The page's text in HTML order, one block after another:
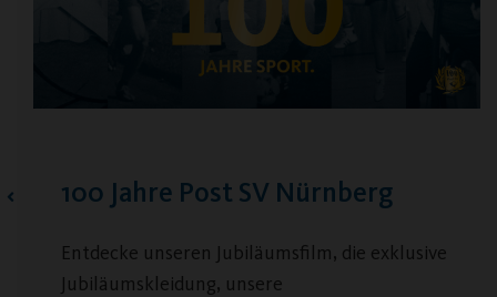
100 Jahre Post SV Nürnberg
Entdecke unseren Jubiläumsfilm, die exklusive
Jubiläumskleidung, unsere